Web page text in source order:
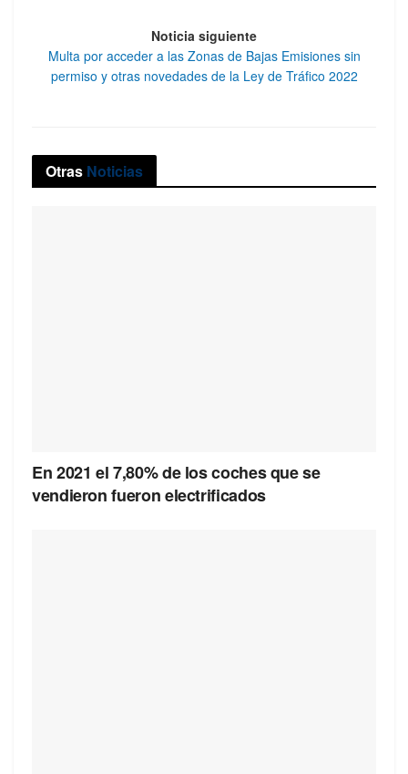
Noticia siguiente
Multa por acceder a las Zonas de Bajas Emisiones sin
permiso y otras novedades de la Ley de Tráfico 2022
Otras Noticias
En 2021 el 7,80% de los coches que se
vendieron fueron electrificados